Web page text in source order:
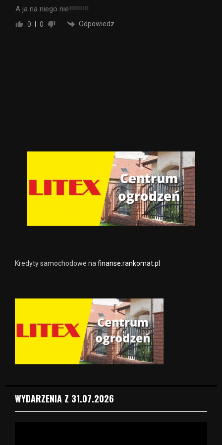
A ja na niego nie!!!!!!!!!!
0 0 Odpowiedz
Kredyty samochodowe na finanse.rankomat.pl
WYDARZENIA Z 31.07.2026